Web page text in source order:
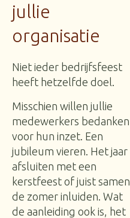
jullie
organisatie
Niet ieder bedrijfsfeest
heeft hetzelfde doel.
Misschien willen jullie
medewerkers bedanken
voor hun inzet. Een
jubileum vieren. Het jaar
afsluiten met een
kerstfeest of juist samen
de zomer inluiden. Wat
de aanleiding ook is, het